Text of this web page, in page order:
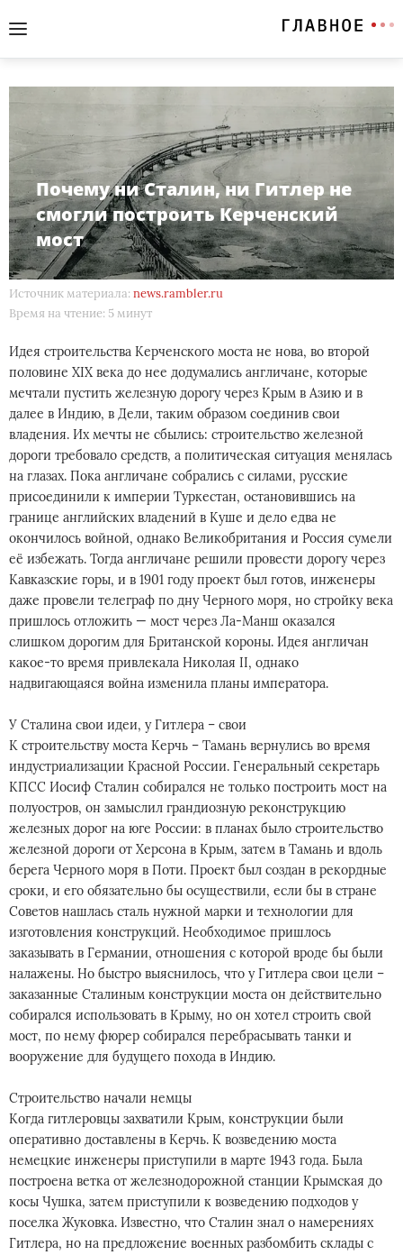
Почему ни Сталин, ни Гитлер не
смогли построить Керченский
мост
Источник материала: news.rambler.ru
Время на чтение: 5 минут
Идея строительства Керченского моста не нова, во второй
половине XIX века до нее додумались англичане, которые
мечтали пустить железную дорогу через Крым в Азию и в
далее в Индию, в Дели, таким образом соединив свои
владения. Их мечты не сбылись: строительство железной
дороги требовало средств, а политическая ситуация менялась
на глазах. Пока англичане собрались с силами, русские
присоединили к империи Туркестан, остановившись на
границе английских владений в Куше и дело едва не
окончилось войной, однако Великобритания и Россия сумели
её избежать. Тогда англичане решили провести дорогу через
Кавказские горы, и в 1901 году проект был готов, инженеры
даже провели телеграф по дну Черного моря, но стройку века
пришлось отложить — мост через Ла-Манш оказался
слишком дорогим для Британской короны. Идея англичан
какое-то время привлекала Николая II, однако
надвигающаяся война изменила планы императора.
У Сталина свои идеи, у Гитлера – свои
К строительству моста Керчь – Тамань вернулись во время
индустриализации Красной России. Генеральный секретарь
КПСС Иосиф Сталин собирался не только построить мост на
полуостров, он замыслил грандиозную реконструкцию
железных дорог на юге России: в планах было строительство
железной дороги от Херсона в Крым, затем в Тамань и вдоль
берега Черного моря в Поти. Проект был создан в рекордные
сроки, и его обязательно бы осуществили, если бы в стране
Советов нашлась сталь нужной марки и технологии для
изготовления конструкций. Необходимое пришлось
заказывать в Германии, отношения с которой вроде бы были
налажены. Но быстро выяснилось, что у Гитлера свои цели –
заказанные Сталиным конструкции моста он действительно
собирался использовать в Крыму, но он хотел строить свой
мост, по нему фюрер собирался перебрасывать танки и
вооружение для будущего похода в Индию.
Строительство начали немцы
Когда гитлеровцы захватили Крым, конструкции были
оперативно доставлены в Керчь. К возведению моста
немецкие инженеры приступили в марте 1943 года. Была
построена ветка от железнодорожной станции Крымская до
косы Чушка, затем приступили к возведению подходов у
поселка Жуковка. Известно, что Сталин знал о намерениях
Гитлера, но на предложение военных разбомбить склады с